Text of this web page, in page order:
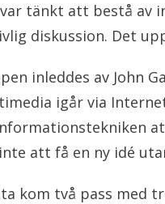
tänkt att bestå av
diskussion. Det
inleddes av John
igår via
att få en ny idé
kom två pass med